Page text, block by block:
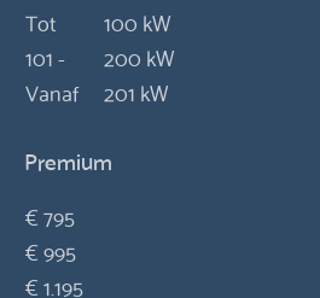
Tot
100 kW
101 -
200 kW
Vanaf
201 kW
Premium
€ 795
€ 995
€ 1.195